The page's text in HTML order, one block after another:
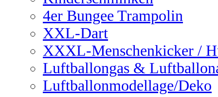
4er Bungee Trampolin
XXL-Dart
XXXL-Menschenkicker /
Luftballongas &
Luftballonmodellage/Deko